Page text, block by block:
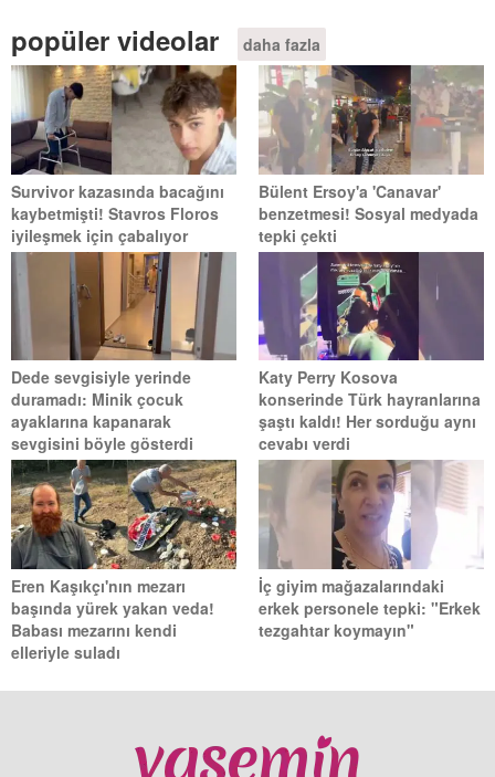
popüler videolar daha fazla
Survivor kazasında bacağını
kaybetmişti! Stavros Floros
iyileşmek için çabalıyor
Bülent Ersoy'a 'Canavar'
benzetmesi! Sosyal medyada
tepki çekti
Dede sevgisiyle yerinde
duramadı: Minik çocuk
ayaklarına kapanarak
sevgisini böyle gösterdi
Katy Perry Kosova
konserinde Türk hayranlarına
şaştı kaldı! Her sorduğu aynı
cevabı verdi
Eren Kaşıkçı'nın mezarı
başında yürek yakan veda!
Babası mezarını kendi
elleriyle suladı
İç giyim mağazalarındaki
erkek personele tepki: "Erkek
tezgahtar koymayın"